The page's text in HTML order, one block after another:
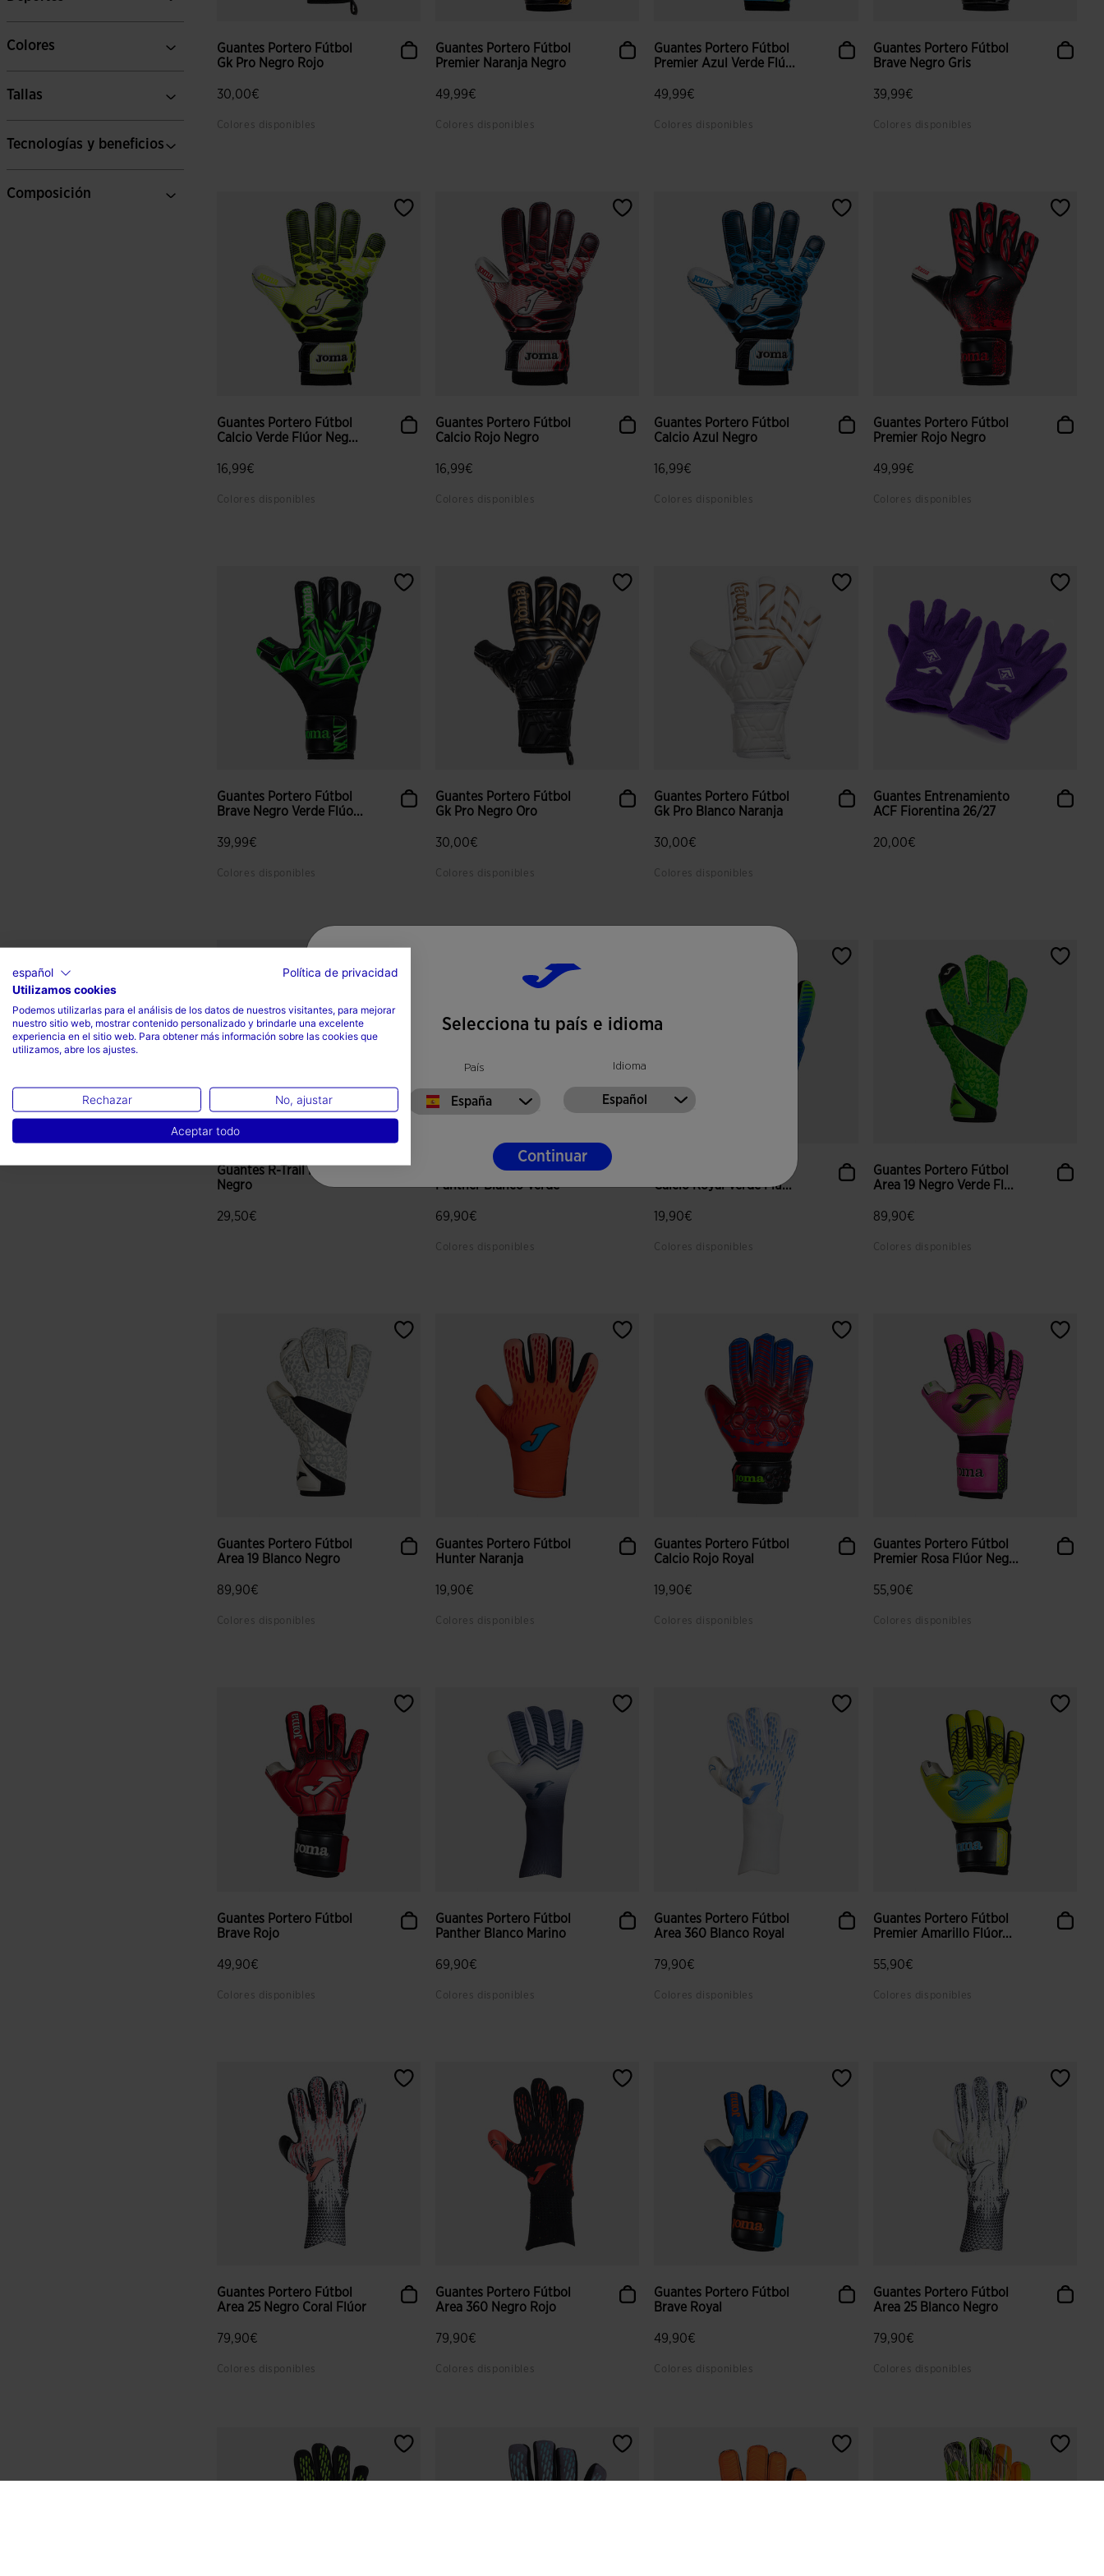
Colores
Tallas
Tecnologías y beneficios
Composición
Guantes Portero Fútbol
Gk Pro Negro Rojo
30,00€
Colores disponibles
Guantes Portero Fútbol
Premier Naranja Negro
49,99€
Colores disponibles
Guantes Portero Fútbol
Premier Azul Verde Flú...
49,99€
Colores disponibles
Guantes Portero Fútbol
Brave Negro Gris
39,99€
Colores disponibles
Guantes Portero Fútbol
Calcio Verde Flúor Neg...
16,99€
Colores disponibles
Guantes Portero Fútbol
Calcio Rojo Negro
16,99€
Colores disponibles
Guantes Portero Fútbol
Calcio Azul Negro
16,99€
Colores disponibles
Guantes Portero Fútbol
Premier Rojo Negro
49,99€
Colores disponibles
Guantes Portero Fútbol
Brave Negro Verde Flúo...
39,99€
Colores disponibles
5 sobre 5 de valoración de clientes
Guantes Portero Fútbol
Gk Pro Negro Oro
30,00€
Colores disponibles
Guantes Portero Fútbol
Gk Pro Blanco Naranja
30,00€
Colores disponibles
4,2 sobre 5 de valoración de clientes
Guantes Entrenamiento
ACF Fiorentina 26/27
20,00€
Guantes R-Trail Nature
Negro
29,50€
Guantes Portero Fútbol
Panther Blanco Verde
69,90€
Colores disponibles
Calcio Royal Verde Flú...
19,90€
Colores disponibles
Guantes Portero Fútbol
Area 19 Negro Verde Fl...
89,90€
Colores disponibles
Guantes Portero Fútbol
Area 19 Blanco Negro
89,90€
Colores disponibles
Guantes Portero Fútbol
Hunter Naranja
19,90€
Colores disponibles
Guantes Portero Fútbol
Calcio Rojo Royal
19,90€
Colores disponibles
Guantes Portero Fútbol
Premier Rosa Flúor Neg...
55,90€
Colores disponibles
Guantes Portero Fútbol
Brave Rojo
49,90€
Colores disponibles
Guantes Portero Fútbol
Panther Blanco Marino
69,90€
Colores disponibles
Guantes Portero Fútbol
Area 360 Blanco Royal
79,90€
Colores disponibles
Guantes Portero Fútbol
Premier Amarillo Flúor...
55,90€
Colores disponibles
Guantes Portero Fútbol
Area 25 Negro Coral Flúor
79,90€
Colores disponibles
Guantes Portero Fútbol
Area 360 Negro Rojo
79,90€
Colores disponibles
Guantes Portero Fútbol
Brave Royal
49,90€
Colores disponibles
Guantes Portero Fútbol
Area 25 Blanco Negro
79,90€
Colores disponibles
Selecciona tu país e idioma
País
España
Idioma
Español
Continuar
español
Política de privacidad
Utilizamos cookies
Podemos utilizarlas para el análisis de los datos de nuestros visitantes, para mejorar
nuestro sitio web, mostrar contenido personalizado y brindarle una excelente
experiencia en el sitio web. Para obtener más información sobre las cookies que
utilizamos, abre los ajustes.
Rechazar No, ajustar
Aceptar todo